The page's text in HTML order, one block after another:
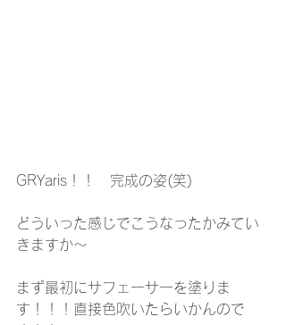
GRYaris！！　完成の姿(笑)
どういった感じでこうなったかみてい
きますか～
まず最初にサフェーサーを塗りま
す！！！直接色吹いたらいかんので